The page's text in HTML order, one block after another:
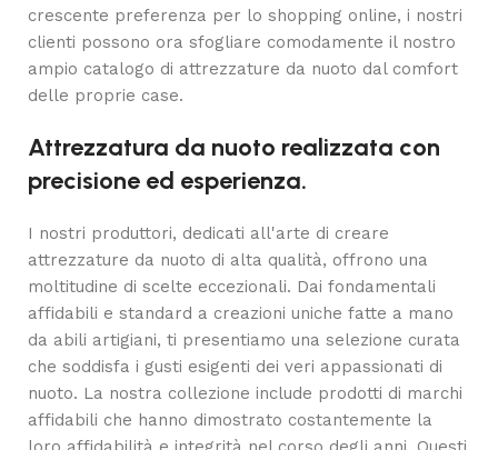
crescente preferenza per lo shopping online, i nostri
clienti possono ora sfogliare comodamente il nostro
ampio catalogo di attrezzature da nuoto dal comfort
delle proprie case.
Attrezzatura da nuoto realizzata con
precisione ed esperienza.
I nostri produttori, dedicati all'arte di creare
attrezzature da nuoto di alta qualità, offrono una
moltitudine di scelte eccezionali. Dai fondamentali
affidabili e standard a creazioni uniche fatte a mano
da abili artigiani, ti presentiamo una selezione curata
che soddisfa i gusti esigenti dei veri appassionati di
nuoto. La nostra collezione include prodotti di marchi
affidabili che hanno dimostrato costantemente la